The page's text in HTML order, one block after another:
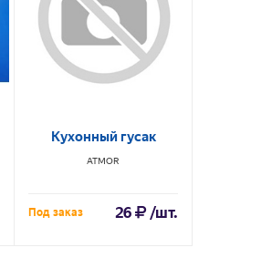
Кухонный гусак
ATMOR
Под заказ 26 /шт.